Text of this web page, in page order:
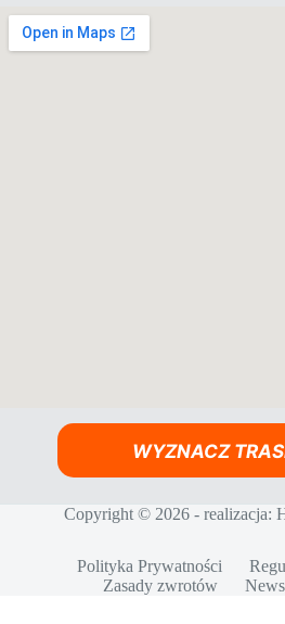
WYZNACZ
Copyright © 2026 - realizacja:
Polityka Prywatności
Zasady zwrotów
News